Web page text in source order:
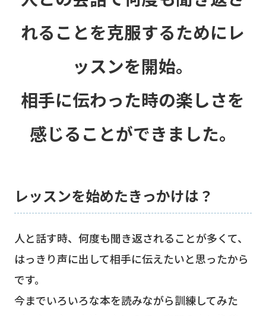
れることを克服するためにレ
ッスンを開始。
相手に伝わった時の楽しさを
感じることができました。
レッスンを始めたきっかけは？
人と話す時、何度も聞き返されることが多くて、
はっきり声に出して相手に伝えたいと思ったから
です。
今までいろいろな本を読みながら訓練してみた